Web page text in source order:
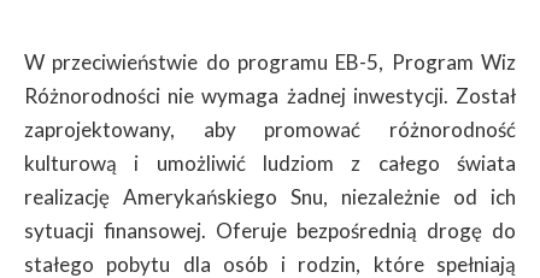
W przeciwieństwie do programu EB-5, Program Wiz
Różnorodności nie wymaga żadnej inwestycji. Został
zaprojektowany, aby promować różnorodność
kulturową i umożliwić ludziom z całego świata
realizację Amerykańskiego Snu, niezależnie od ich
sytuacji finansowej. Oferuje bezpośrednią drogę do
stałego pobytu dla osób i rodzin, które spełniają